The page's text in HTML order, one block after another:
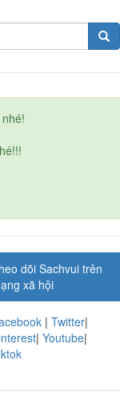
dõi Sachvui trên
xã hội
| Twitter|
| Youtube|